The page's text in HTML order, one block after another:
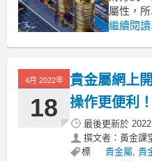
屬性，
具有投資
擇？
給大家
貴金屬交
繼續閱讀
4月 2022年
18
貴金屬網上
操作更便利！
最後更新於
撰文者：黃金課
標
貴金屬,貴